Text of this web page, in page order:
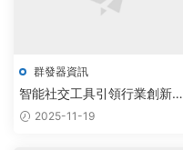
群發器資訊
智能社交工具引領行業創新，
市場前景廣闊備受關注
2025-11-19